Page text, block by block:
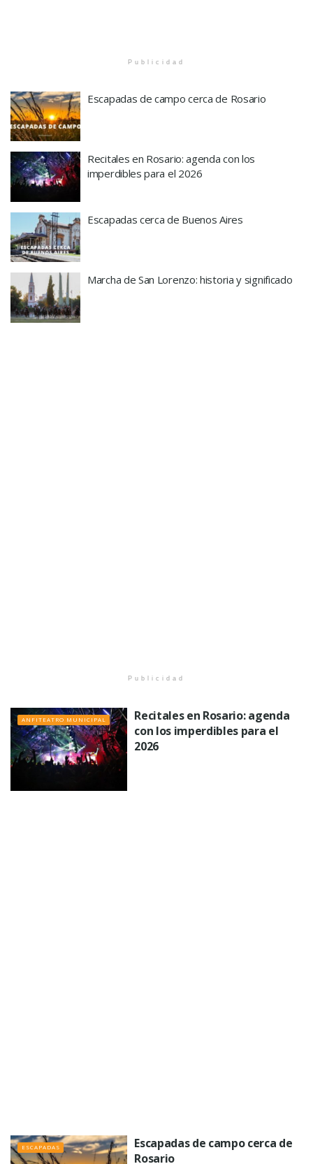
Publicidad
Escapadas de campo cerca de Rosario
Recitales en Rosario: agenda con los
imperdibles para el 2026
Escapadas cerca de Buenos Aires
Marcha de San Lorenzo: historia y significado
Publicidad
ANFITEATRO MUNICIPAL
Recitales en Rosario: agenda
con los imperdibles para el
2026
ESCAPADAS
Escapadas de campo cerca de
Rosario